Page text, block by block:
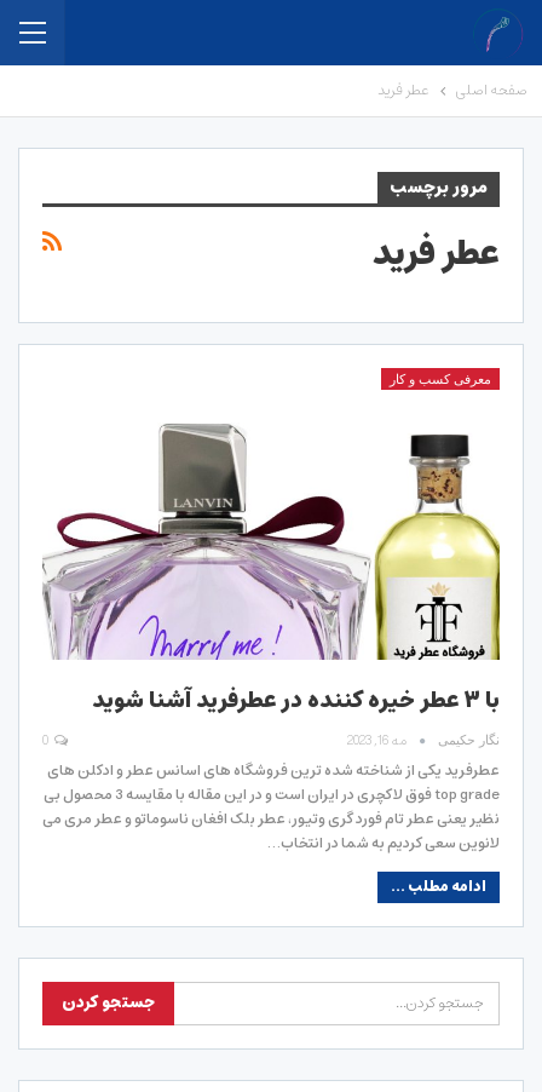
صفحه اصلی عطر فرید
مرور برچسب
عطر فرید
معرفی کسب و کار
با ۳ عطر خیره کننده در عطرفرید آشنا شوید
نگار حکیمی مه 16, 2023
عطرفرید یکی از شناخته شده ترین فروشگاه های اسانس عطر و ادکلن های
top grade فوق لاکچری در ایران است و در این مقاله با مقایسه 3 محصول بی
نظیر یعنی عطر تام فورد گری وتیور، عطر بلک افغان ناسوماتو و عطر مری می
لانوین سعی کردیم به شما در انتخاب…
ادامه مطلب ...